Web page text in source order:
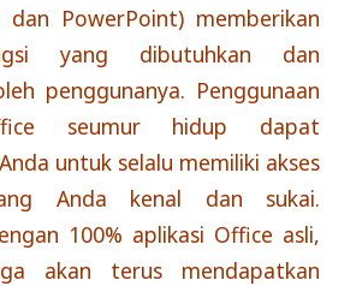
dan PowerPoint) memberikan
yang dibutuhkan dan
penggunanya. Penggunaan
seumur hidup dapat
untuk selalu memiliki akses
Anda kenal dan sukai.
100% aplikasi Office asli,
akan terus mendapatkan